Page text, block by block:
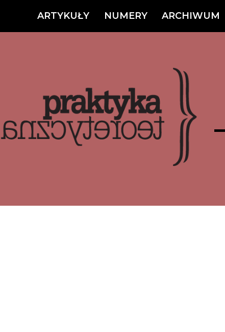
ARTYKUŁY NUMERY ARCHIWUM